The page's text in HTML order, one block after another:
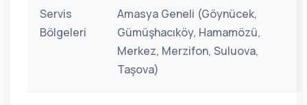
Servis
Bölgeleri
Amasya Geneli (Göynücek,
Gümüşhacıköy, Hamamözü,
Merkez, Merzifon, Suluova,
Taşova)